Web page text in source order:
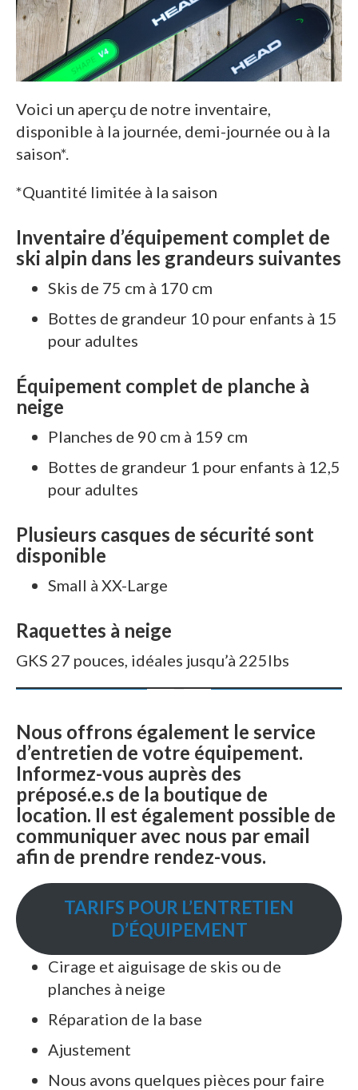
Voici un aperçu de notre inventaire,
disponible à la journée, demi-journée ou à la
saison*.
*Quantité limitée à la saison
Inventaire d’équipement complet de
ski alpin dans les grandeurs suivantes
Skis de 75 cm à 170 cm
Bottes de grandeur 10 pour enfants à 15
pour adultes
Équipement complet de planche à
neige
Planches de 90 cm à 159 cm
Bottes de grandeur 1 pour enfants à 12,5
pour adultes
Plusieurs casques de sécurité sont
disponible
Small à XX-Large
Raquettes à neige
GKS 27 pouces, idéales jusqu’à 225lbs
Nous offrons également le service
d’entretien de votre équipement.
Informez-vous auprès des
préposé.e.s de la boutique de
location. Il est également possible de
communiquer avec nous par email
afin de prendre rendez-vous.
TARIFS POUR L’ENTRETIEN
D’ÉQUIPEMENT
Cirage et aiguisage de skis ou de
planches à neige
Réparation de la base
Ajustement
Nous avons quelques pièces pour faire